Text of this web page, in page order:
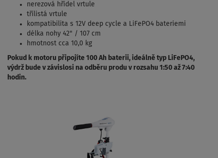
nerezová hřídel vrtule
třílistá vrtule
kompatibilita s 12V deep cycle a LiFePO4 bateriemi
délka nohy 42" / 107 cm
hmotnost cca 10,0 kg
Pokud k motoru připojíte 100 Ah baterii, ideálně typ LiFePO4,
výdrž bude v závislosi na odběru produ v rozsahu 1:50 až 7:40
hodin.